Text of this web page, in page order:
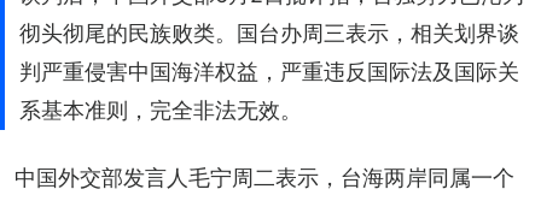
彻头彻尾的民族败类。国台办周三表示，相关划界谈
判严重侵害中国海洋权益，严重违反国际法及国际关
系基本准则，完全非法无效。
中国外交部发言人毛宁周二表示，台海两岸同属一个